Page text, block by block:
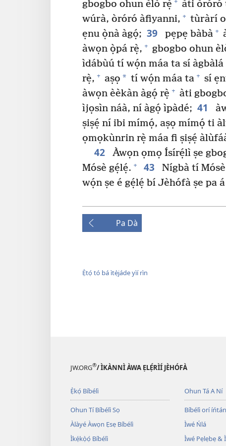
gbogbo ohun èlò rẹ̀
àti òróró
wúrà, òróró àfiyanni, + tùràrí
ẹnu ọ̀nà àgọ́; 39 pẹpẹ bàbà +
àwọn ọ̀pá rẹ̀, + gbogbo ohun
ìdábùú tí wọ́n máa ta sí
rẹ̀, + aṣọ * tí wọ́n máa ta + sí
àwọn èèkàn àgọ́ rẹ̀ + àti
ìjọsìn náà, ní àgọ́ ìpàdé; 41
ṣiṣẹ́ ní ibi mímọ́, aṣọ mímọ́ ti
ọmọkùnrin rẹ̀ máa fi ṣiṣẹ́
42
Àwọn ọmọ Ísírẹ́lì ṣe
Mósè gẹ́lẹ́. + 43
Nígbà tí
wọ́n ṣe é gẹ́lẹ́ bí Jèhófà ṣe pa
Pa Dà
Ẹ̀tọ́ tó bá ìtẹ̀jáde yìí rìn
JW.ORG®/ ÌKÀNNÌ ÀWA ẸLẸ́RÌÍ JÈHÓFÀ
Ẹ̀kọ́ Bíbélì
Ohun Tí Bíbélì Sọ
Àlàyé Àwọn Ẹsẹ Bíbélì
Ìkẹ́kọ̀ọ́ Bíbélì
Ohun Tá A Ní
Bíbélì orí
Ìwé Ńlá
Ìwé Pẹlẹbẹ &